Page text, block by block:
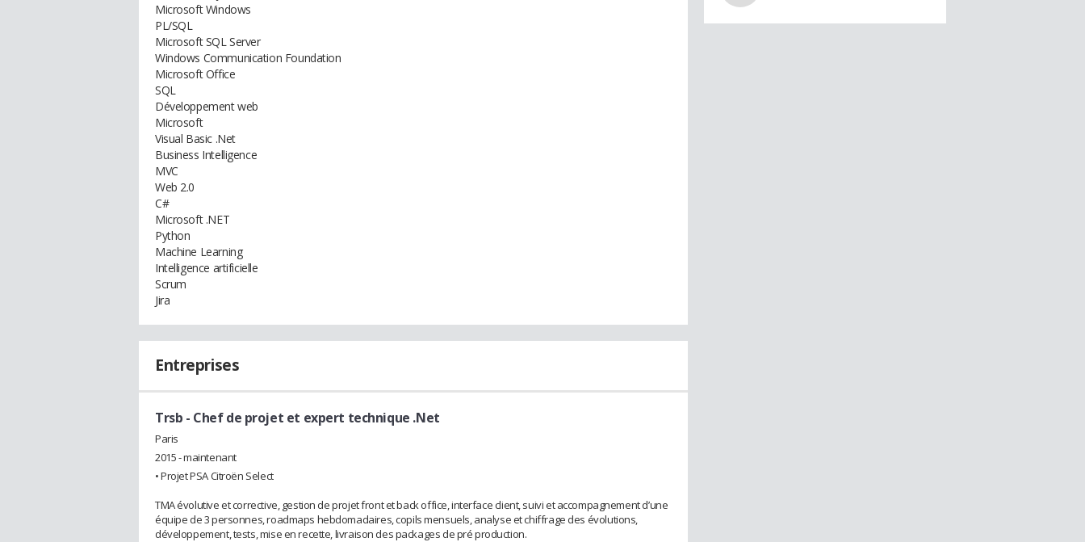
Microsoft Windows
PL/SQL
Microsoft SQL Server
Windows Communication Foundation
Microsoft Office
SQL
Développement web
Microsoft
Visual Basic .Net
Business Intelligence
MVC
Web 2.0
C#
Microsoft .NET
Python
Machine Learning
Intelligence artificielle
Scrum
Jira
Entreprises
Trsb - Chef de projet et expert technique .Net
Paris
2015 - maintenant
• Projet PSA Citroën Select
TMA évolutive et corrective, gestion de projet front et back office, interface client, suivi et accompagnement d’une
équipe de 3 personnes, roadmaps hebdomadaires, copils mensuels, analyse et chiffrage des évolutions,
développement, tests, mise en recette, livraison des packages de pré production.